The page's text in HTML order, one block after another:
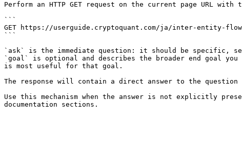
Perform an HTTP GET request on the current page URL
```
GET https://userguide.cryptoquant.com/ja/inter-entity-flow/
```
`ask` is the immediate question: it should be specific,
`goal` is optional and describes the broader end goal
is most useful for that goal.
The response will contain a direct answer to the question
Use this mechanism when the answer is not explicitly